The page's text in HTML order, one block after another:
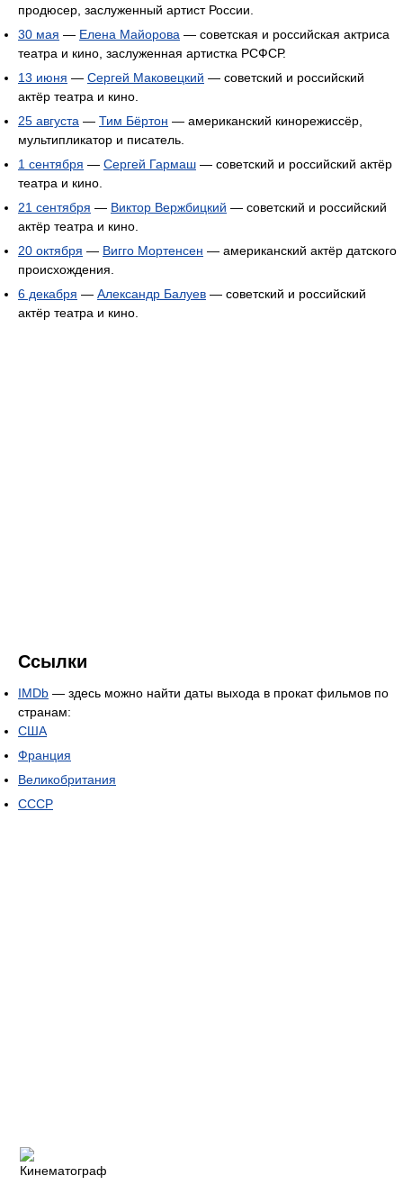
продюсер, заслуженный артист России.
30 мая — Елена Майорова — советская и российская актриса
театра и кино, заслуженная артистка РСФСР.
13 июня — Сергей Маковецкий — советский и российский
актёр театра и кино.
25 августа — Тим Бёртон — американский кинорежиссёр,
мультипликатор и писатель.
1 сентября — Сергей Гармаш — советский и российский актёр
театра и кино.
21 сентября — Виктор Вержбицкий — советский и российский
актёр театра и кино.
20 октября — Вигго Мортенсен — американский актёр датского
происхождения.
6 декабря — Александр Балуев — советский и российский
актёр театра и кино.
Ссылки
IMDb — здесь можно найти даты выхода в прокат фильмов по
странам:
США
Франция
Великобритания
СССР